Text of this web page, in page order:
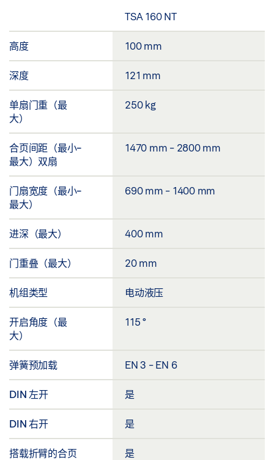
TSA 160 NT
高度 100 mm
深度 121 mm
单扇门重（最
大）
250 kg
合页间距（最小-
最大）双扇
1470 mm - 2800 mm
门扇宽度（最小-
最大）
690 mm - 1400 mm
进深（最大） 400 mm
门重叠（最大） 20 mm
机组类型 电动液压
开启角度（最
大）
115 °
弹簧预加载 EN 3 - EN 6
DIN 左开 是
DIN 右开 是
搭载折臂的合页
是